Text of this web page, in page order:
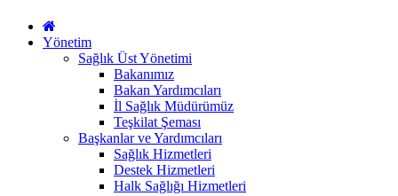
Yönetim
Sağlık Üst Yönetimi
Bakanımız
Bakan Yardımcıları
İl Sağlık Müdürümüz
Teşkilat Şeması
Başkanlar ve Yardımcıları
Sağlık Hizmetleri
Destek Hizmetleri
Halk Sağlığı Hizmetleri